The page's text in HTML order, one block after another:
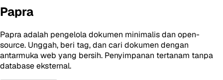
Papra
Papra adalah pengelola dokumen minimalis dan open-
source. Unggah, beri tag, dan cari dokumen dengan
antarmuka web yang bersih. Penyimpanan tertanam tanpa
database eksternal.